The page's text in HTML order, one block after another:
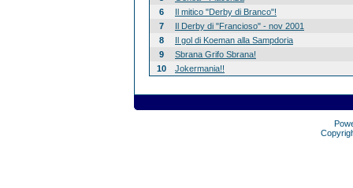
6
Il mitico "Derby di Branco"!
7
Il Derby di "Francioso" - nov 2001
8
Il gol di Koeman alla Sampdoria
9
Sbrana Grifo Sbrana!
10
Jokermania!!